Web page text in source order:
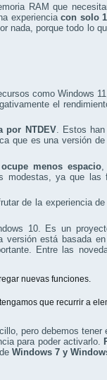
RAM que
experienciacon solo
nada, porque todo lo
como Windows
el
por NTDEV. Estos han
que es una versión de
menos espacio,
modestas, ya que las
de la experiencia de
10. Es un
versión está basada
Entre las
nuevas funciones.
que recurrir a
pero debemos tener
para poder activarlo.
Windows 7 y